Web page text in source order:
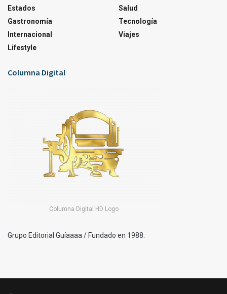
Estados
Gastronomía
Internacional
Lifestyle
Salud
Tecnología
Viajes
Columna Digital
Columna Digital HD Logo
Grupo Editorial Guíaaaa / Fundado en 1988.